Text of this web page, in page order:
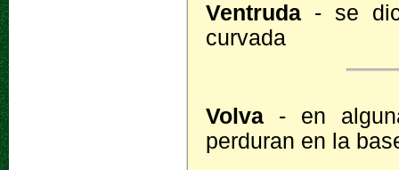
Ventruda - se
curvada
Volva - en
perduran en la